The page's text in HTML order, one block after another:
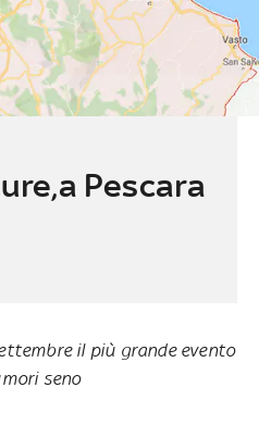
Pescara
il più grande evento
seno